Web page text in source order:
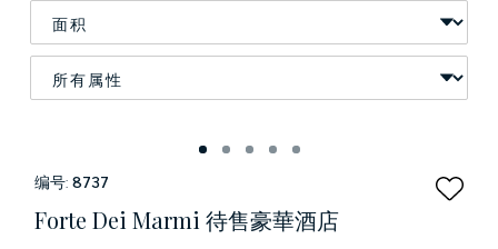
编号:8737
Forte Dei Marmi 待售豪華酒店